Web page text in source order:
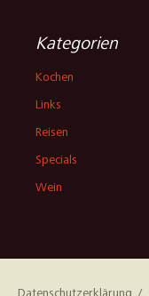
Kategorien
Kochen
Links
Reisen
Specials
Wein